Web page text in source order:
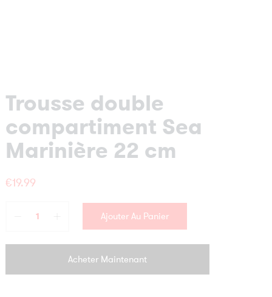
Trousse double
compartiment Sea
Marinière 22 cm
€19.99
Ajouter Au Panier
Acheter Maintenant